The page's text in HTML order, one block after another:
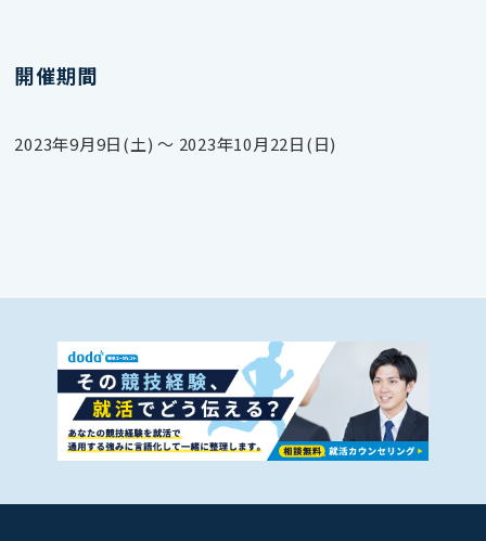
開催期間
2023年9月9日(土) 〜 2023年10月22日(日)